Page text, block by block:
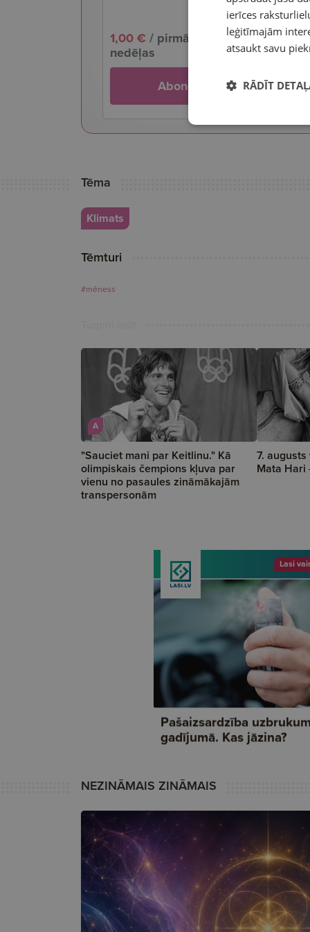
1,00 € / pirmās 4
nedēļas
Abonē
29,99
EUR
Tēma
Klimats
Tēmturi
#mēness
A
"Sauciet mani par Keitlinu." Kā
olimpiskais čempions kļuva par
vienu no pasaules zināmākajām
transpersonām
7.
Mata
NEZINĀMAIS ZINĀMAIS
ierīces
leģitīmajām
atsaukt savu
RĀDĪT